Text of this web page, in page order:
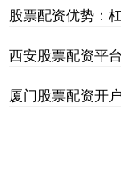
股票配资优势：
西安股票配资平
厦门股票配资开